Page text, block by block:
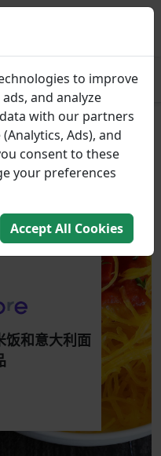
饭和意大利
8月2日）
饭和意大利面
to improve
and analyze
with our partners
Ads), and
consent to these
your preferences
Accept All Cookies